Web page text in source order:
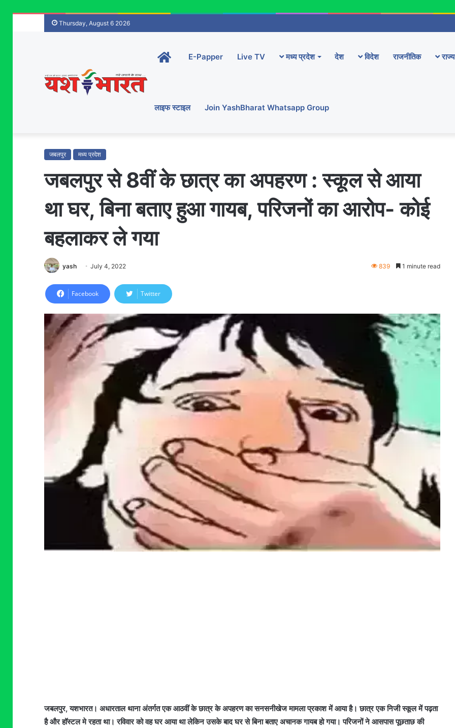
Thursday, August 6 2026
Home-
main
E-Papper Live TV मध्य प्रदेश देश विदेश राजनीतिक राज्य
लाइफ स्टाइल Join YashBharat Whatsapp Group
जबलपुर मध्य प्रदेश
जबलपुर से 8वीं के छात्र का अपहरण : स्कूल से आया
था घर, बिना बताए हुआ गायब, परिजनों का आरोप- कोई
बहलाकर ले गया
yash July 4, 2022 839 1 minute read
Facebook Twitter
जबलपुर, यशभारत। अधारताल थाना अंतर्गत एक आठवीं के छात्र के अपहरण का सनसनीखेज मामला प्रकाश में आया है। छात्र एक निजी स्कूल में पढ़ता
है और हॉस्टल मे रहता था। रविवार को वह घर आया था लेकिन उसके बाद घर से बिना बताए अचानक गायब हो गया। परिजनों ने आसपास पूछताछ की